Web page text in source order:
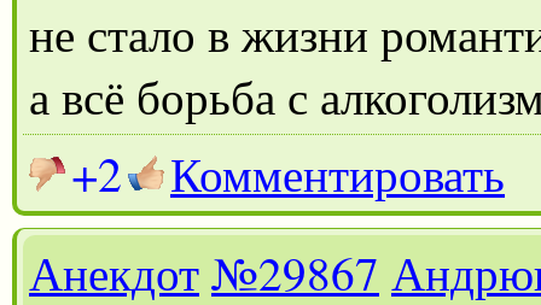
не стало в жизни
а всё борьба с
+2
Комментировать
Анекдот№29867